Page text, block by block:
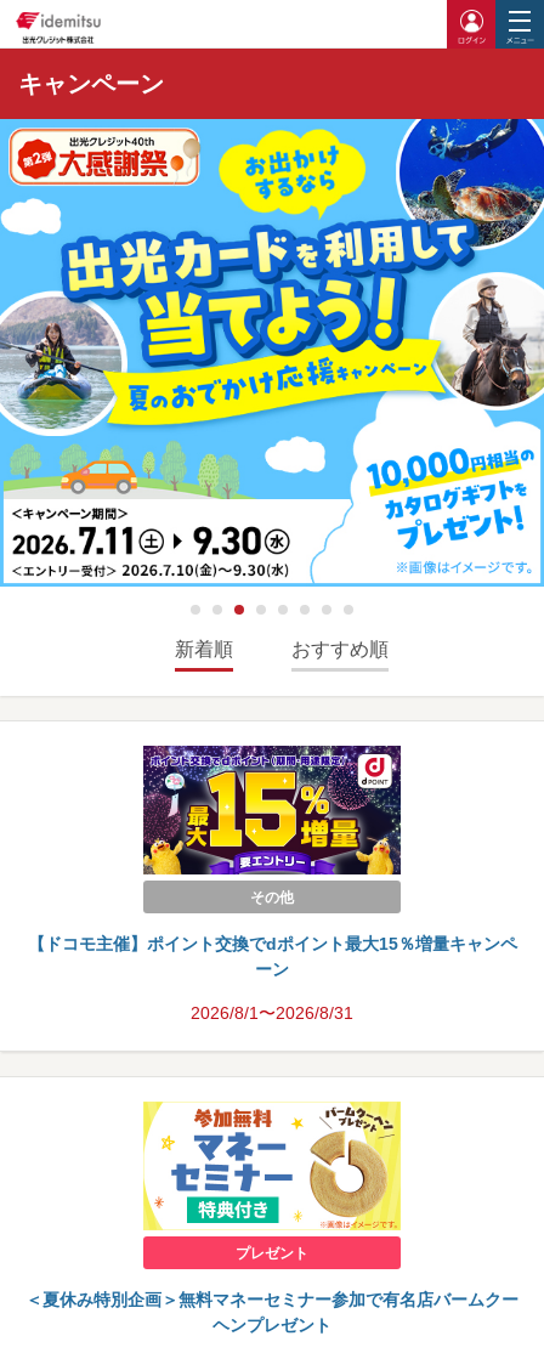
ログイ
キャンペーン
新着順 おすすめ順
その他
【ドコモ主催】ポイント交換でdポイント最大15％増量キャンペ
ーン
2026/8/1〜2026/8/31
プレゼント
＜夏休み特別企画＞無料マネーセミナー参加で有名店バームクー
ヘンプレゼント